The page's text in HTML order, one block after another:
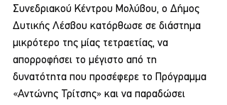
Συνεδριακού Κέντρου Μολύβου, ο Δήμος
Δυτικής Λέσβου κατόρθωσε σε διάστημα
μικρότερο της μίας τετραετίας, να
απορροφήσει το μέγιστο από τη
δυνατότητα που προσέφερε το Πρόγραμμα
«Αντώνης Τρίτσης» και να παραδώσει